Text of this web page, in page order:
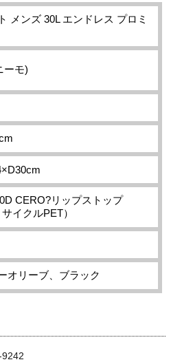
メンズ 30L エンドレス プロミ
ーモ)
CERO?リップストップ
サイクルPET）
オリーブ、ブラック